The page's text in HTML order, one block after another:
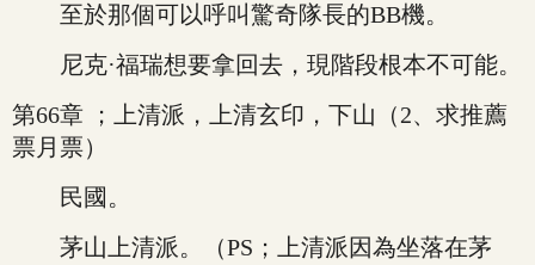
至於那個可以呼叫驚奇隊長的BB機。
尼克·福瑞想要拿回去，現階段根本不可能。
第66章 ；上清派，上清玄印，下山（2、求推薦
票月票）
民國。
茅山上清派。（PS；上清派因為坐落在茅